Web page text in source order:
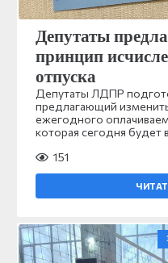
Депутаты
принцип
отпуска
Депутаты ЛДПР
предлагающий
ежегодного
которая сегодня будет
151